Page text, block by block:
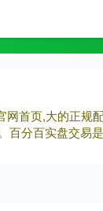
首页,大的正
分百实盘交易